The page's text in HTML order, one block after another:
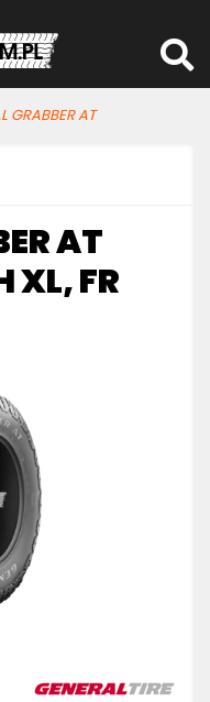
GRABBER AT
AT
XL, FR